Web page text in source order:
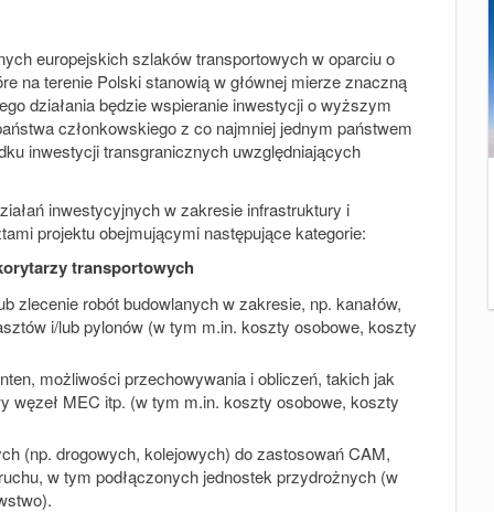
europejskich szlaków transportowych w oparciu o
na terenie Polski stanowią w głównej mierze znaczną
działania będzie wspieranie inwestycji o wyższym
członkowskiego z co najmniej jednym państwem
inwestycji transgranicznych uwzględniających
inwestycyjnych w zakresie infrastruktury i
projektu obejmującymi następujące kategorie:
transportowych
zlecenie robót budowlanych w zakresie, np. kanałów,
i/lub pylonów (w tym m.in. koszty osobowe, koszty
możliwości przechowywania i obliczeń, takich jak
węzeł MEC itp. (w tym m.in. koszty osobowe, koszty
(np. drogowych, kolejowych) do zastosowań CAM,
w tym podłączonych jednostek przydrożnych (w